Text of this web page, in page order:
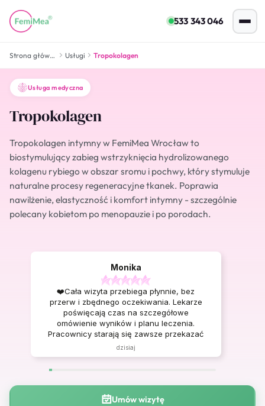
533 343 046
Strona główna Usługi Tropokolagen
Usługa medyczna
Tropokolagen
Tropokolagen intymny w FemiMea Wrocław to
biostymulujący zabieg wstrzyknięcia hydrolizowanego
kolagenu rybiego w obszar sromu i pochwy, który stymuluje
naturalne procesy regeneracyjne tkanek. Poprawia
nawilżenie, elastyczność i komfort intymny - szczególnie
polecany kobietom po menopauzie i po porodach.
Monika
❤️Cała wizyta przebiega płynnie, bez
przerw i zbędnego oczekiwania. Lekarze
poświęcają czas na szczegółowe
omówienie wyników i planu leczenia.
Pracownicy starają się zawsze przekazać
pełne i zrozumiałe informacje. Polecam,
poczułam pełne wsparcie.🥰
dzisiaj
Umów wizytę